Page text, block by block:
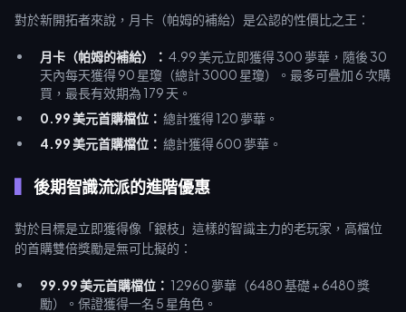
對於新開拓者來說，月卡（帕姆的補給）是公認的性價比之王：
月卡（帕姆的補給）： 4.99 美元立即獲得 300 夢華，隨後 30
天內每天獲得 90 星瓊（總計 3000 星瓊）。最多可疊加 6 次購
買，最長有效期為 179 天。
0.99 美元首購檔位： 總計獲得 120 夢華。
4.99 美元首購檔位： 總計獲得 600 夢華。
後期智識流派的進階優惠
對於目標是立即獲得像「銀枝」這樣的智識主力的老玩家，高檔位
的首購雙倍獎勵是無可比擬的：
99.99 美元首購檔位： 12960 夢華（6480 基礎 + 6480 獎
勵）。保證獲得一名 5 星角色。